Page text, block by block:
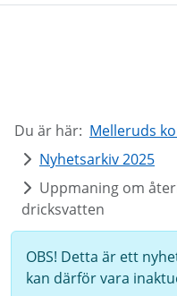
Du är här: Melleruds
Nyhetsarkiv 2025
Uppmaning om
dricksvatten
OBS! Detta är ett
kan därför vara